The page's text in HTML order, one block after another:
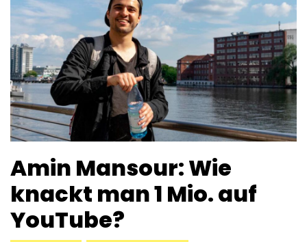
Amin Mansour: Wie
knackt man 1 Mio. auf
YouTube?